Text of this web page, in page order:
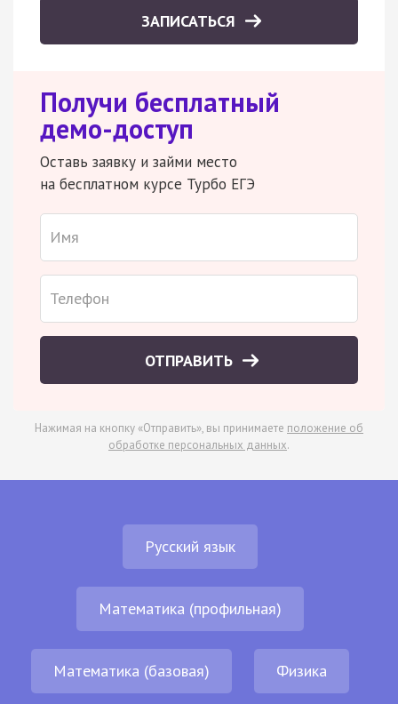
ЗАПИСАТЬСЯ
Получи бесплатный
демо-доступ
Оставь заявку и займи место
на бесплатном курсе Турбо ЕГЭ
ОТПРАВИТЬ
Нажимая на кнопку «Отправить», вы принимаете положение об
обработке персональных данных.
Русский язык
Математика (профильная)
Математика (базовая) Физика